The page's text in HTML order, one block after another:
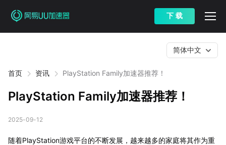
下 载
首页 资讯 PlayStation Family加速器推荐！
简体中文
PlayStation Family加速器推荐！
2025-09-12
随着PlayStation游戏平台的不断发展，越来越多的家庭将其作为重